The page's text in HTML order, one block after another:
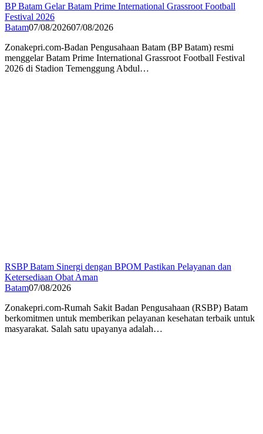
BP Batam Gelar Batam Prime International Grassroot Football
Festival 2026
Batam07/08/202607/08/2026
Zonakepri.com-Badan Pengusahaan Batam (BP Batam) resmi
menggelar Batam Prime International Grassroot Football Festival
2026 di Stadion Temenggung Abdul…
RSBP Batam Sinergi dengan BPOM Pastikan Pelayanan dan
Ketersediaan Obat Aman
Batam07/08/2026
Zonakepri.com-Rumah Sakit Badan Pengusahaan (RSBP) Batam
berkomitmen untuk memberikan pelayanan kesehatan terbaik untuk
masyarakat. Salah satu upayanya adalah…